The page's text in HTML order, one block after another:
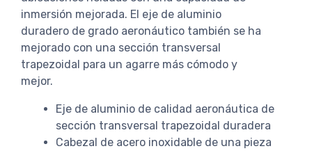
inmersión mejorada. El eje de aluminio
duradero de grado aeronáutico también se ha
mejorado con una sección transversal
trapezoidal para un agarre más cómodo y
mejor.
Eje de aluminio de calidad aeronáutica de
sección transversal trapezoidal duradera
Cabezal de acero inoxidable de una pieza